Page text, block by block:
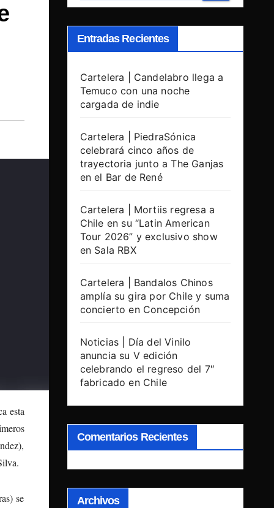
esta
se
Entradas Recientes
Cartelera | Candelabro llega a
Temuco con una noche
cargada de indie
Cartelera | PiedraSónica
celebrará cinco años de
trayectoria junto a The Ganjas
en el Bar de René
Cartelera | Mortiis regresa a
Chile en su “Latin American
Tour 2026” y exclusivo show
en Sala RBX
Cartelera | Bandalos Chinos
amplía su gira por Chile y suma
concierto en Concepción
Noticias | Día del Vinilo
anuncia su V edición
celebrando el regreso del 7″
fabricado en Chile
Comentarios Recientes
Archivos